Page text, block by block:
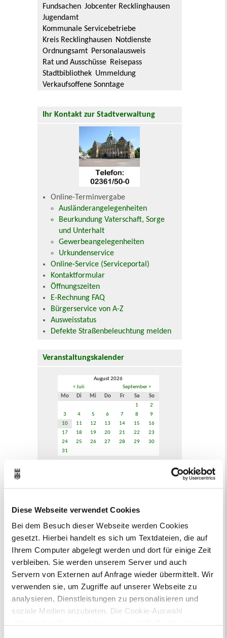
Diese Webseite verwendet Cookies
Bei dem Besuch dieser Webseite werden Cookies
gesetzt. Hierbei handelt es sich um Textdateien, die auf
Ihrem Computer abgelegt werden und dort für einige Zeit
verbleiben. Sie werden unserem Server und auch
Servern von Externen auf Anfrage wieder übermittelt. Wir
verwenden sie, um Zugriffe auf unserer Webseite zu
analysieren, Dienstleistungen zu personalisieren und
soziale Medien anzubieten. Die Cookie-Auswahl
Fundsachen Jobcenter Recklinghausen
Jugendamt
Kommunale Servicebetriebe
Kreis Recklinghausen Notdienste
Ordnungsamt Personalausweis
Rat und Ausschüsse Reisepass
Stadtbibliothek Ummeldung
Verkaufsoffene Sonntage
Ihr Kontakt zur Stadtverwaltung
Online-Terminvergabe
Ausländerangelegenheiten
Beurkundung Vaterschaft, Sorge
und Unterhalt
Gewerbeangelegenheiten
Urkundenservice
Online-Service (Serviceportal)
Kontaktformular
Öffnungszeiten
E-Rechnung FAQ
Bürgerservice von A-Z
Ausweisstatus
Defekte Straßenbeleuchtung melden
Veranstaltungskalender
August 2026
< Juli
September >
Mo
Di Mi Do Fr Sa
So
1
2
3
4 5 6 7 8
9
10
11 12 13 14 15
16
17
18 19 20 21 22
23
24
25 26 27 28 29
30
31
Bürgerbeteiligung
Online-Beteiligungsportal der
Stadtverwaltung
Bauleitplanung: Für Bürger*innen gibt
es Möglichkeiten, sich an
Bebauungsplänen und Änderungen zum
Flächennutzungsplan zu beteiligen.